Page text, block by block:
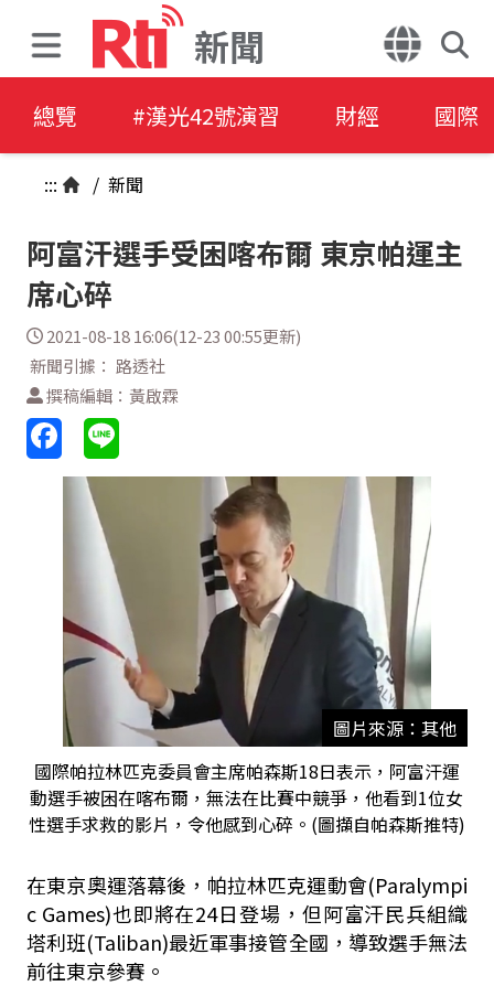
新聞
總覽 #漢光42號演習 財經 國際
::: / 新聞
阿富汗選手受困喀布爾 東京帕運主
席心碎
2021-08-18 16:06(12-23 00:55更新)
新聞引據： 路透社
撰稿編輯：黃啟霖
圖片來源：其他
國際帕拉林匹克委員會主席帕森斯18日表示，阿富汗運
動選手被困在喀布爾，無法在比賽中競爭，他看到1位女
性選手求救的影片，令他感到心碎。(圖擷自帕森斯推特)
在東京奧運落幕後，帕拉林匹克運動會(Paralympi
c Games)也即將在24日登場，但阿富汗民兵組織
塔利班(Taliban)最近軍事接管全國，導致選手無法
前往東京參賽。